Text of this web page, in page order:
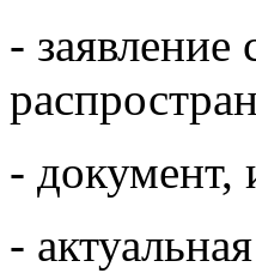
- заявление
-
-